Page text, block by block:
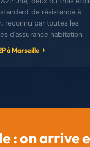
de résistance à
reconnu par toutes les
d'assurance habitation.
à Marseille
: on arrive